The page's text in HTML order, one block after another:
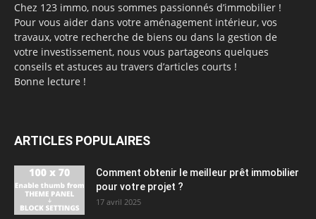
Chez 123 immo, nous sommes passionnés d’immobilier !
Pour vous aider dans votre aménagement intérieur, vos
travaux, votre recherche de biens ou dans la gestion de
votre investissement, nous vous partageons quelques
conseils et astuces au travers d’articles courts !
Bonne lecture !
ARTICLES POPULAIRES
Comment obtenir le meilleur prêt immobilier
pour votre projet ?
17 avril 2025